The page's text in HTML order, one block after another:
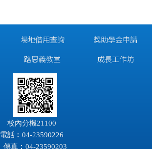
場地借用查詢
路思義教堂
獎助學金申請
成長工作坊
校內分機21100
電話︰04-23590226
傳真︰04-23590203